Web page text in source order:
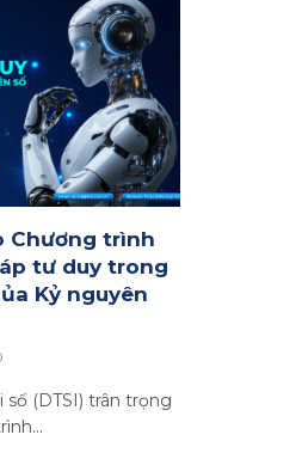
Chương trình
tư duy trong
Kỷ nguyên
số (DTSI) trân trọng